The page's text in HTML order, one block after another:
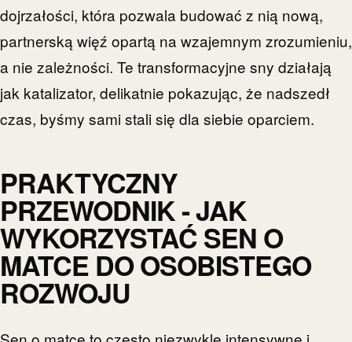
dojrzałości, która pozwala budować z nią nową,
partnerską więź opartą na wzajemnym zrozumieniu,
a nie zależności. Te transformacyjne sny działają
jak katalizator, delikatnie pokazując, że nadszedł
czas, byśmy sami stali się dla siebie oparciem.
PRAKTYCZNY
PRZEWODNIK - JAK
WYKORZYSTAĆ SEN O
MATCE DO OSOBISTEGO
ROZWOJU